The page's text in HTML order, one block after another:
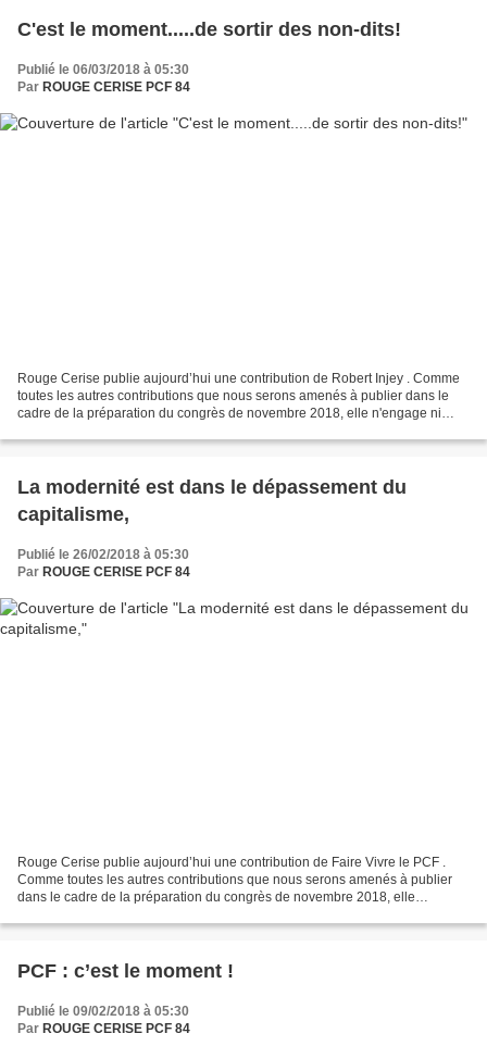
C'est le moment.....de sortir des non-dits!
Publié le 06/03/2018 à 05:30
Par ROUGE CERISE PCF 84
Rouge Cerise publie aujourd’hui une contribution de Robert Injey . Comme
toutes les autres contributions que nous serons amenés à publier dans le
cadre de la préparation du congrès de novembre 2018, elle n'engage ni
La modernité est dans le dépassement du
capitalisme,
Publié le 26/02/2018 à 05:30
Par ROUGE CERISE PCF 84
Rouge Cerise publie aujourd’hui une contribution de Faire Vivre le PCF .
Comme toutes les autres contributions que nous serons amenés à publier
dans le cadre de la préparation du congrès de novembre 2018, elle
PCF : c’est le moment !
Publié le 09/02/2018 à 05:30
Par ROUGE CERISE PCF 84